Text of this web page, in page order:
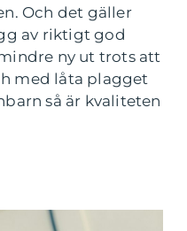
Och det gäller
av riktigt god
ny ut trots att
med låta plagget
så är kvaliteten